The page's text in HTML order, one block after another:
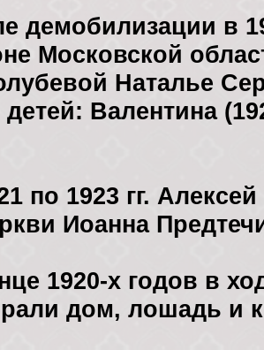
демобилизации в
Московской
Наталье
детей: Валентина
по 1923 гг.
Иоанна
1920-х годов в
дом, лошадь и